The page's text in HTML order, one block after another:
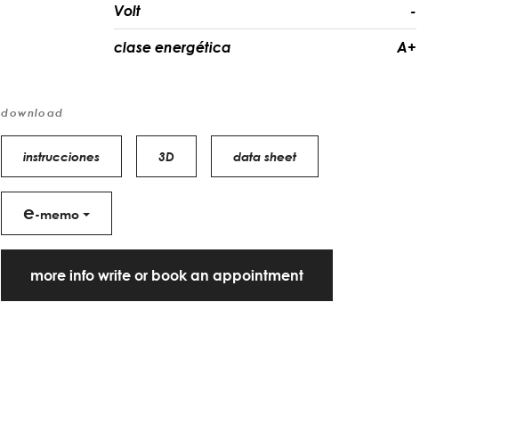
Volt -
clase energética A+
download
instrucciones 3D data sheet
e-memo
more info write or book an appointment